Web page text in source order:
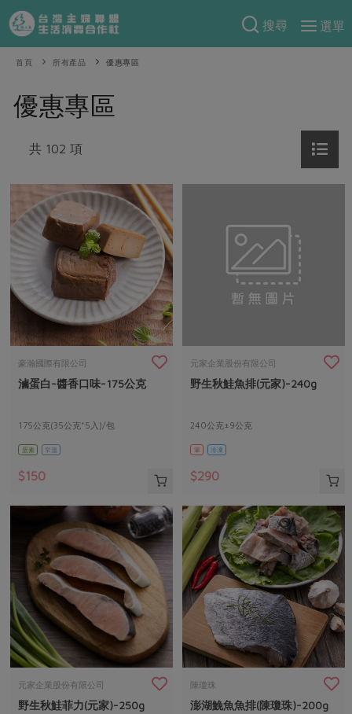
搜尋
選單
產品分類
當季蔬果
一籃菜
芽苗類
奶蛋豆・五穀
肉品・水產
水畜加工品
調理食材・點心
調味醬料/南北貨 烘焙
居家好物
美妝保養 個人清潔
家庭清潔 織品
日用品 圖書禮品
食譜料理
肉食
海鮮
蔬食
蛋料理
料理方式
醬料
湯品．鍋物
涼拌沙拉
飲品
主題食譜
異國料理
年菜食譜
把最好的台灣味帶回家！
防災用品預購圓滿結束
2026年端午節預購圓滿結束
更多預購活動
當季產品
合作25-經典快閃最後一週
合作25-精選產品第三彈
更多當季產品
議題活動
主婦聯盟X樂齡網特約優惠案
30%rPET紅烏龍茶
2024農業發展計畫年度報告
更多議題活動
把最好的台灣味帶回家！
觀點文章
主婦食堂 一籃菜真心話
社內大小事 合作聯合國
產品故事
樂齡生活
廚房瑜伽
減硝酸鹽
減塑減廢
公益金 食農教育
更多議題
生活者e週報
綠主張月刊
典藏閱覽室
關於合作社
認識合作社
關於我們
合作社組織
員工與求才
自主把關
檢驗報告
硝酸鹽檢驗
社員權益
合作社法規
社務專區
選舉專區
媒體報導
重要公告
首頁 所有產品 優惠專區
優惠專區
共 102 項
豪瀚國際有限公司
滷蛋白-醬香口味-175公克
175公克(35公克*5入)/包
蛋素 常溫
$150
元家企業股份有限公司
野生秋鮭魚排(元家)-240g
240公克±9公克
葷 冷凍
$290
元家企業股份有限公司
野生秋鮭菲力(元家)-250g
陳瓊珠
澎湖鮸魚魚排(陳瓊珠)-200g